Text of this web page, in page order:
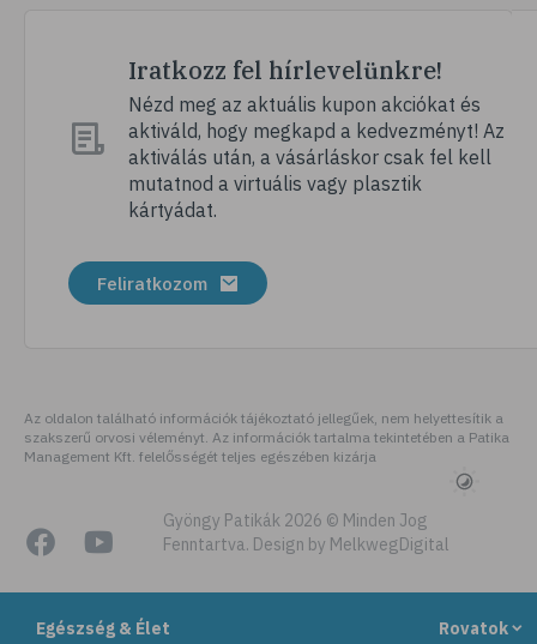
Egészség & Élet Rovatok
# fogíny
# fogkrém
# dentin
# fogszabályozás
# fog
Iratkozz fel hírlevelünkre!
Nézd meg az aktuális kupon akciókat és
aktiváld, hogy megkapd a kedvezményt! Az
aktiválás után, a vásárláskor csak fel kell
mutatnod a virtuális vagy plasztik
kártyádat.
Feliratkozom
Az oldalon található információk tájékoztató jellegűek, nem helyettesítik a
szakszerű orvosi véleményt. Az információk tartalma tekintetében a Patika
Management Kft. felelősségét teljes egészében kizárja
Gyöngy Patikák 2026 © Minden Jog
Fenntartva. Design by MelkwegDigital